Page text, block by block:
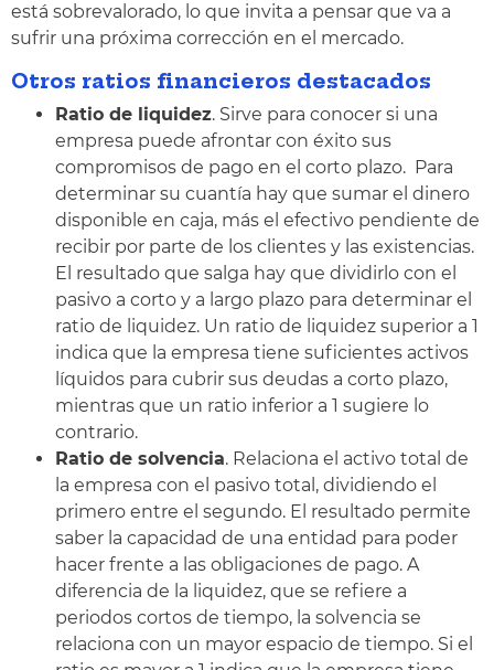
está sobrevalorado, lo que invita a pensar que va a
sufrir una próxima corrección en el mercado.
Otros ratios financieros destacados
Ratio de liquidez. Sirve para conocer si una
empresa puede afrontar con éxito sus
compromisos de pago en el corto plazo. Para
determinar su cuantía hay que sumar el dinero
disponible en caja, más el efectivo pendiente de
recibir por parte de los clientes y las existencias.
El resultado que salga hay que dividirlo con el
pasivo a corto y a largo plazo para determinar el
ratio de liquidez. Un ratio de liquidez superior a 1
indica que la empresa tiene suficientes activos
líquidos para cubrir sus deudas a corto plazo,
mientras que un ratio inferior a 1 sugiere lo
contrario.
Ratio de solvencia. Relaciona el activo total de
la empresa con el pasivo total, dividiendo el
primero entre el segundo. El resultado permite
saber la capacidad de una entidad para poder
hacer frente a las obligaciones de pago. A
diferencia de la liquidez, que se refiere a
periodos cortos de tiempo, la solvencia se
relaciona con un mayor espacio de tiempo. Si el